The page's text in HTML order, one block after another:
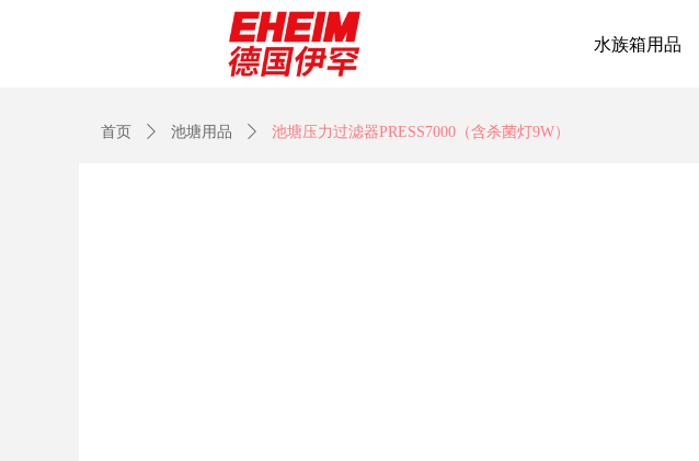
水族箱用品
首页 ꄲ 池塘用品 ꄲ 池塘压力过滤器PRESS7000（含杀菌灯9W）